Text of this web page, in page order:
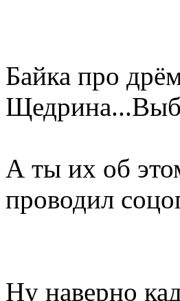
Байка про
А ты их об
проводил
Ну наверно